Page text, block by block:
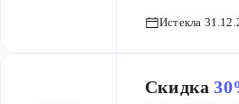
Истекла
Скидка